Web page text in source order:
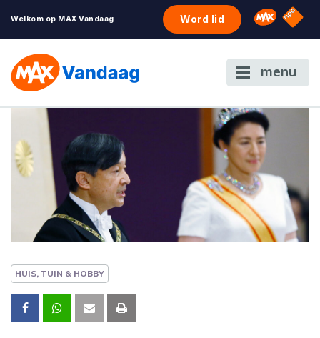
Welkom op MAX Vandaag Word lid Omroep
NPO
menu
HUIS, TUIN & HOBBY